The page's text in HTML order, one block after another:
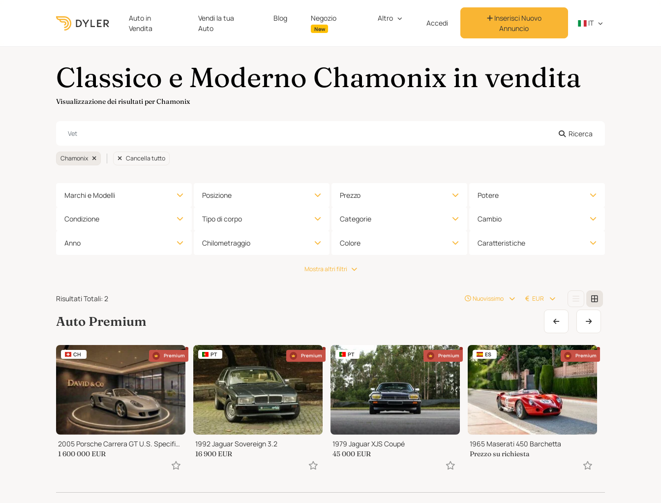
Auto in
Vendita
Vendi la tua
Auto
Blog Negozio
New
Altro
Accedi
Inserisci Nuovo
Annuncio
IT
Classico e Moderno Chamonix in vendita
Visualizzazione dei risultati per Chamonix
Ricerca
Chamonix Cancella tutto
Marchi e Modelli
Condizione
Anno
Posizione
Tipo di corpo
Chilometraggio
Prezzo
Categorie
Colore
Potere
Cambio
Caratteristiche
Mostra altri filtri
Risultati Totali: 2 Nuovissimo EUR
Auto Premium
CH Premium
2005 Porsche Carrera GT U.S. Specification
1 600 000 EUR
PT Premium
1992 Jaguar Sovereign 3.2
16 900 EUR
PT Premium
1979 Jaguar XJS Coupé
45 000 EUR
ES Premium
1965 Maserati 450 Barchetta
Prezzo su richiesta